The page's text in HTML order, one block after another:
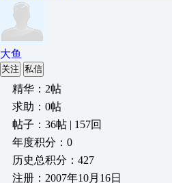
大鱼
关注 私信
精华：2帖
求助：0帖
帖子：36帖 | 157回
年度积分：0
历史总积分：427
注册：2007年10月16日